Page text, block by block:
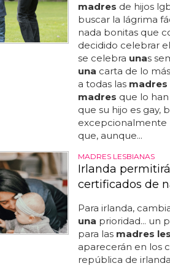
madres de hijos
buscar la lágrima
nada bonitas que
decidido celebrar
se celebra unas
una carta de lo
a todas las madres
madres que lo
que su hijo es gay,
excepcionalmente
que, aunque...
MADRES LESBIANAS
Irlanda
certificados de
Para irlanda,
una prioridad... un
para las madres
aparecerán en los
república de